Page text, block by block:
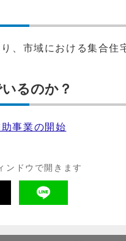
、市域における集合住
るのか？
事業の開始
ンドウで開きます